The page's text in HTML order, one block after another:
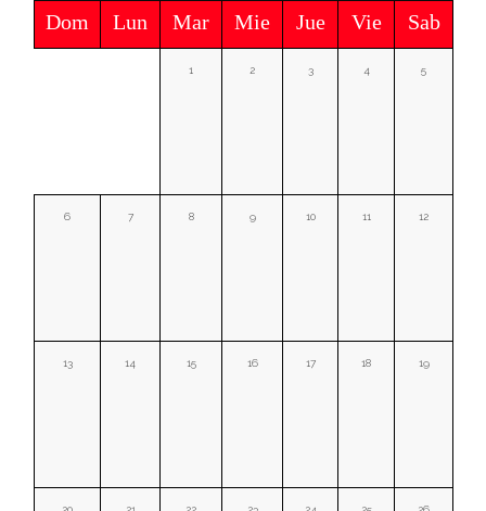
Dom Lun Mar Mie Jue Vie Sab
1 2 3 4 5
6 7 8 9 10 11 12
13 14 15 16 17 18 19